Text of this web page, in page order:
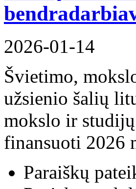
2026-01-14
Švietimo,
užsienio šalių
mokslo ir
finansuoti 2026
Paraiškų